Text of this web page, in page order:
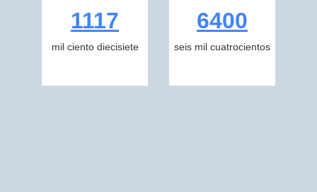
1117
mil ciento diecisiete
6400
seis mil cuatrocientos